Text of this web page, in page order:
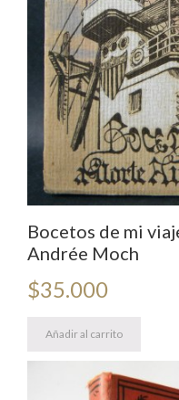
Bocetos de mi
Andrée Moch
$35.000
Añadir al carrito